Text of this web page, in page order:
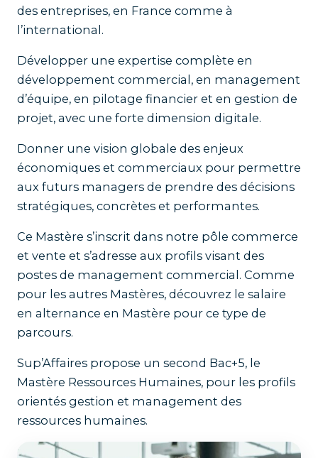
des entreprises, en France comme à
l’international.
Développer une expertise complète en
développement commercial, en management
d’équipe, en pilotage financier et en gestion de
projet, avec une forte dimension digitale.
Donner une vision globale des enjeux
économiques et commerciaux pour permettre
aux futurs managers de prendre des décisions
stratégiques, concrètes et performantes.
Ce Mastère s’inscrit dans notre pôle commerce
et vente et s’adresse aux profils visant des
postes de management commercial. Comme
pour les autres Mastères, découvrez le salaire
en alternance en Mastère pour ce type de
parcours.
Sup’Affaires propose un second Bac+5, le
Mastère Ressources Humaines, pour les profils
orientés gestion et management des
ressources humaines.